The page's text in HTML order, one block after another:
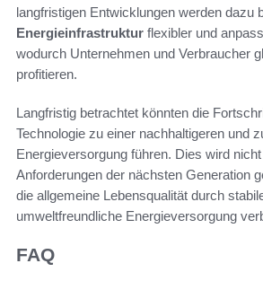
langfristigen Entwicklungen werden dazu
Energieinfrastruktur flexibler und
wodurch Unternehmen und Verbraucher
profitieren.
Langfristig betrachtet könnten die
Technologie zu einer nachhaltigeren und
Energieversorgung führen. Dies wird
Anforderungen der nächsten Generation
die allgemeine Lebensqualität durch
umweltfreundliche Energieversorgung
FAQ